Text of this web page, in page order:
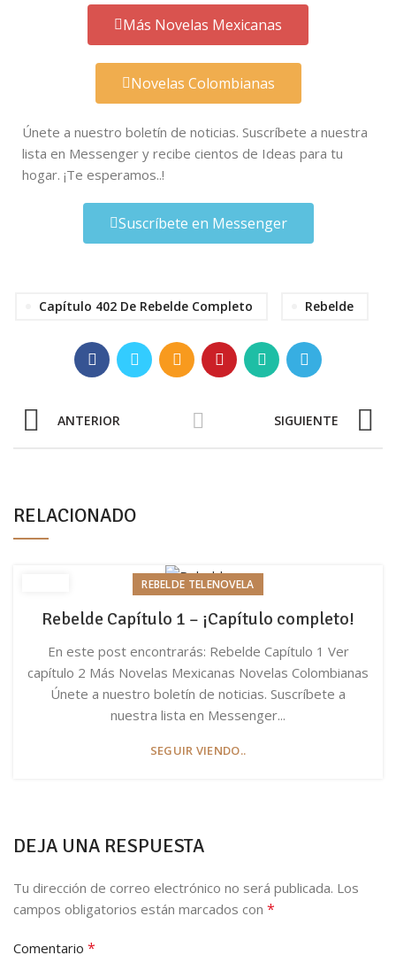
Más Novelas Mexicanas
Novelas Colombianas
Únete a nuestro boletín de noticias. Suscríbete a nuestra
lista en Messenger y recibe cientos de Ideas para tu
hogar. ¡Te esperamos..!
Suscríbete en Messenger
Capítulo 402 De Rebelde Completo Rebelde
ANTERIOR SIGUIENTE
RELACIONADO
REBELDE TELENOVELA
Rebelde Capítulo 1 – ¡Capítulo completo!
En este post encontrarás: Rebelde Capítulo 1 Ver
capítulo 2 Más Novelas Mexicanas Novelas Colombianas
Únete a nuestro boletín de noticias. Suscríbete a
nuestra lista en Messenger...
SEGUIR VIENDO..
DEJA UNA RESPUESTA
Tu dirección de correo electrónico no será publicada. Los
campos obligatorios están marcados con *
Comentario *